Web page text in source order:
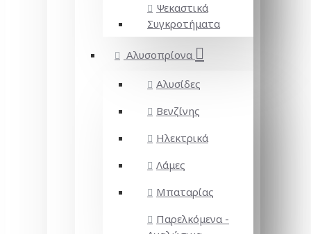
Ψεκαστικά
Συγκροτήματα
Αλυσοπρίονα
Αλυσίδες
Βενζίνης
Ηλεκτρικά
Λάμες
Μπαταρίας
Παρελκόμενα -